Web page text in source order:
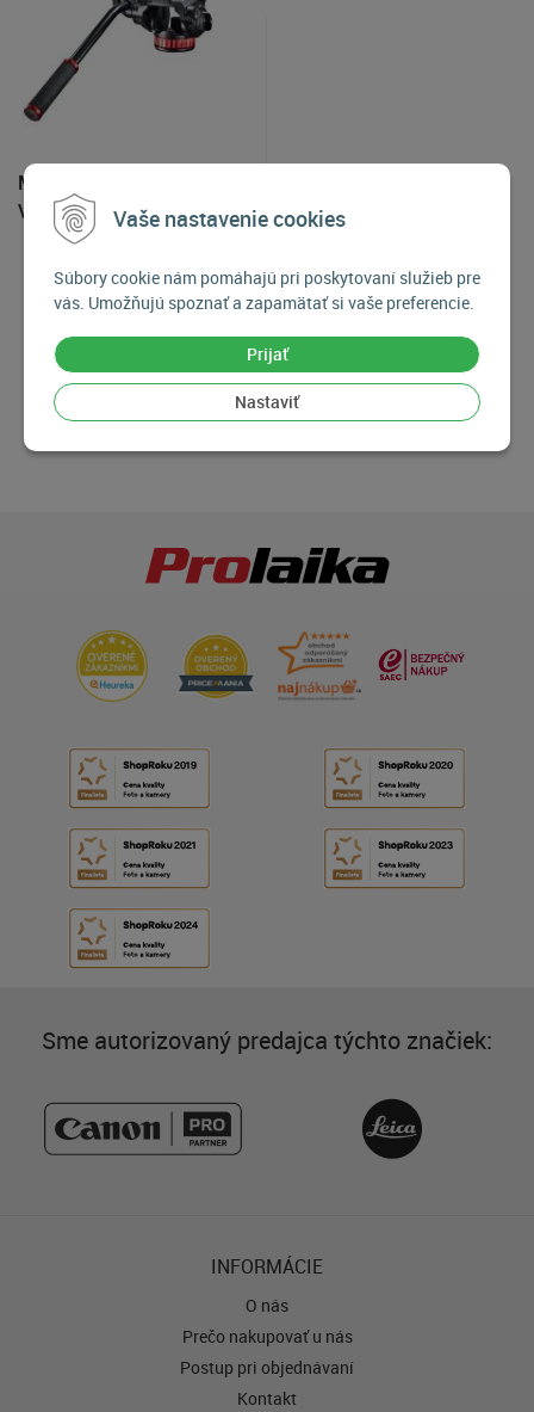
Vaše nastavenie cookies
Súbory cookie nám pomáhajú pri poskytovaní služieb pre
vás. Umožňujú spoznať a zapamätať si vaše preferencie.
Prijať
Nastaviť
Manfrotto MVH502AH
Video hlava
199€
Skladom 2-3 kusy
Sme autorizovaný predajca týchto značiek:
INFORMÁCIE
O nás
Prečo nakupovať u nás
Postup pri objednávaní
Kontakt